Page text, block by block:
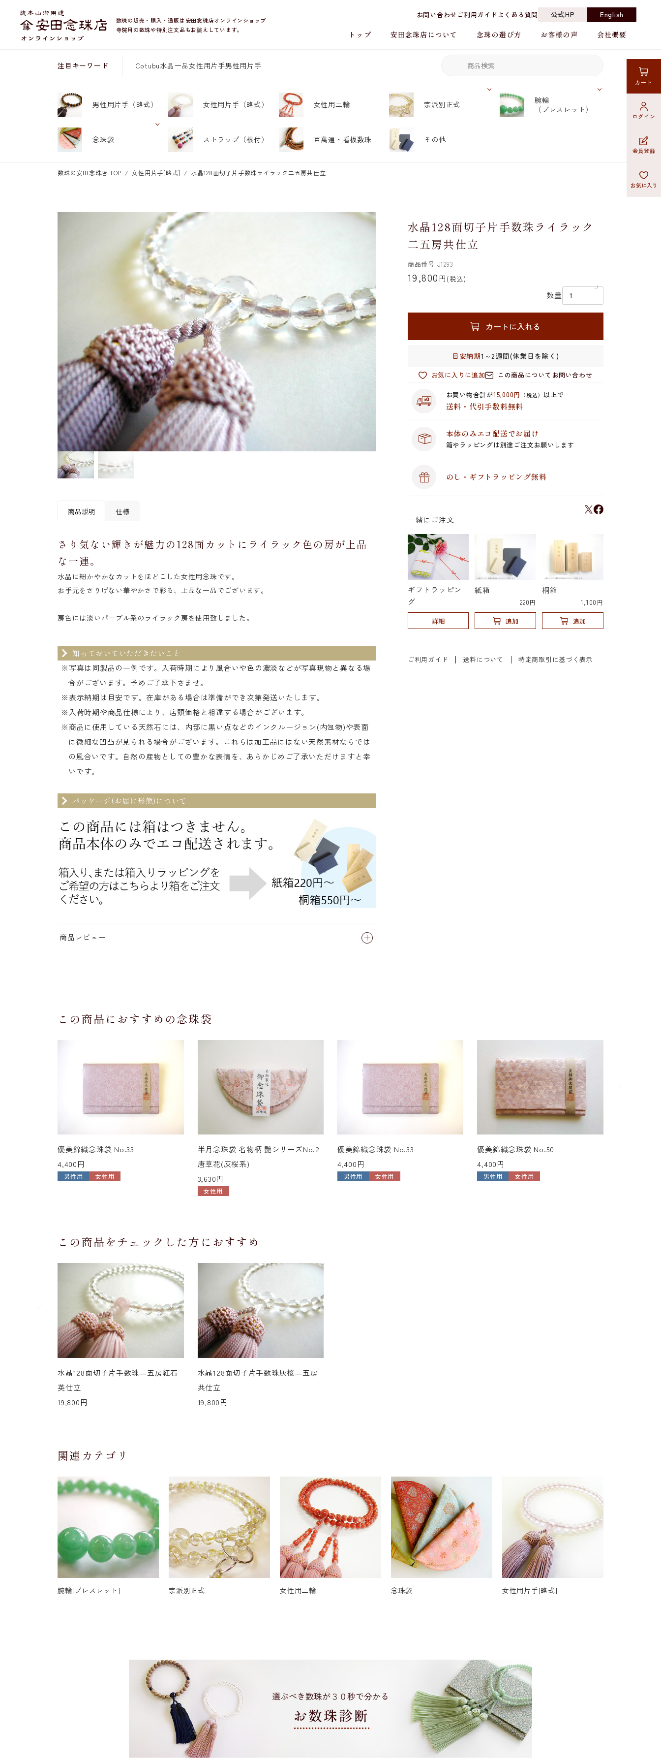
数珠の販売・購入・通販は安田念珠店オンラインショップ
寺院用の数珠や特別注文品もお誂えしています。
お問い合わせ ご利用ガイド よくある質問 公式HP English
トップ 安田念珠店について 念珠の選び方 お客様の声 会社概要
カート
ログイン
会員登録
お気に入り
注目キーワード Cotubu水晶 一品女性用片手男性用片手
男性用片手 （略式） 女性用片手 （略式） 女性用二輪 宗派別正式
腕輪
（ブレスレット）
念珠袋 ストラップ （根付） 百萬遍・ 看板数珠 その他
数珠の安田念珠店 TOP 女性用片手[略式] 水晶128面切子片手数珠ライラック二五房共仕立
水晶128面切子片手数珠ライラック
二五房共仕立
商品番号 J1293
19,800 円 (税込)
数量
カートに入れる
目安納期1～2週間(休業日を除く)
お気に入りに追加 この商品についてお問い合わせ
お買い物合計が15,000円 （税込）以上で
送料・代引手数料無料
本体のみエコ配送でお届け
箱やラッピングは別途ご注文お願いします
のし・ギフトラッピング無料
一緒にご注文
ギフトラッピン
グ
詳細
紙箱
220円
追加
桐箱
1,100円
追加
ご利用ガイド 送料について 特定商取引に基づく表示
商品説明 仕様
さり気ない輝きが魅力の128面カットにライラック色の房が上品
な一連。
水晶に細かやかなカットをほどこした女性用念珠です。
お手元をさりげない華やかさで彩る、上品な一品でございます。
房色には淡いパープル系のライラック房を使用致しました。
素材
〔主玉〕水晶(128面切子)
主玉サイズ
約7mm
本体サイズ
約25.5cm(円周)
中糸
ライラック
知っておいていただきたいこと
※写真は同製品の一例です。入荷時期により風合いや色の濃淡などが写真現物と異なる場
合がございます。予めご了承下さませ。
※表示納期は目安です。在庫がある場合は準備ができ次第発送いたします。
※入荷時期や商品仕様により、店頭価格と相違する場合がございます。
※商品に使用している天然石には、内部に黒い点などのインクルージョン(内包物)や表面
に微細な凹凸が見られる場合がございます。これらは加工品にはない天然素材ならでは
の風合いです。自然の産物としての豊かな表情を、あらかじめご了承いただけますと幸
いです。
パッケージ(お届け形態)について
商品レビュー
この商品におすすめの念珠袋
優美錦織念珠袋 No.33
4,400円
男性用 女性用
半月念珠袋 名物柄 艶シリーズNo.2
唐草花(灰桜系)
3,630円
女性用
優美錦織念珠袋 No.33
4,400円
男性用 女性用
優美錦織念珠袋 No.50
4,400円
男性用 女性用
この商品をチェックした方におすすめ
水晶128面切子片手数珠二五房紅石
英仕立
19,800円
水晶128面切子片手数珠灰桜二五房
共仕立
19,800円
関連カテゴリ
腕輪[ブレスレット] 宗派別正式 女性用二輪 念珠袋 女性用片手[略式]